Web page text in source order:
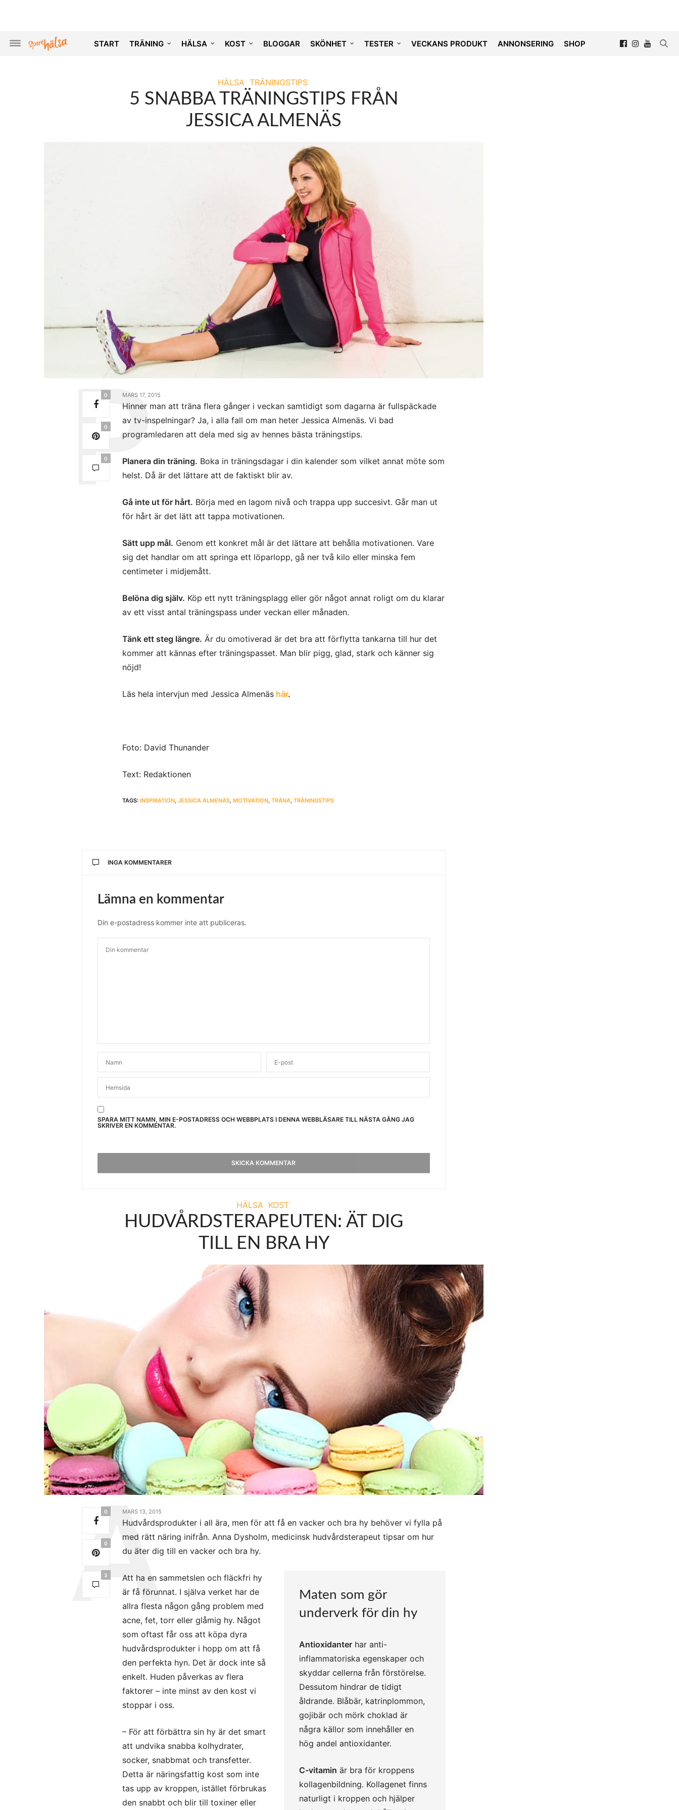
START TRÄNING HÄLSA KOST BLOGGAR SKÖNHET TESTER VECKANS PRODUKT ANNONSERING SHOP
HÄLSA TRÄNINGSTIPS
5 SNABBA TRÄNINGSTIPS FRÅN
JESSICA ALMENÄS
0
0
0
MARS 17, 2015
Hinner man att träna flera gånger i veckan samtidigt som dagarna är fullspäckade
av tv-inspelningar? Ja, i alla fall om man heter Jessica Almenäs. Vi bad
programledaren att dela med sig av hennes bästa träningstips.
Planera din träning. Boka in träningsdagar i din kalender som vilket annat möte som
helst. Då är det lättare att de faktiskt blir av.
Gå inte ut för hårt. Börja med en lagom nivå och trappa upp succesivt. Går man ut
för hårt är det lätt att tappa motivationen.
Sätt upp mål. Genom ett konkret mål är det lättare att behålla motivationen. Vare
sig det handlar om att springa ett löparlopp, gå ner två kilo eller minska fem
centimeter i midjemått.
Belöna dig själv. Köp ett nytt träningsplagg eller gör något annat roligt om du klarar
av ett visst antal träningspass under veckan eller månaden.
Tänk ett steg längre. Är du omotiverad är det bra att förflytta tankarna till hur det
kommer att kännas efter träningspasset. Man blir pigg, glad, stark och känner sig
nöjd!
Läs hela intervjun med Jessica Almenäs här.
Foto: David Thunander
Text: Redaktionen
TAGS: INSPIRATION, JESSICA ALMENÄS, MOTIVATION, TRÄNA, TRÄNINGSTIPS
INGA KOMMENTARER
Lämna en kommentar
Din e-postadress kommer inte att publiceras.
SPARA MITT NAMN, MIN E-POSTADRESS OCH WEBBPLATS I DENNA WEBBLÄSARE TILL NÄSTA GÅNG JAG
SKRIVER EN KOMMENTAR.
HÄLSA KOST
HUDVÅRDSTERAPEUTEN: ÄT DIG
TILL EN BRA HY
0
0
3
MARS 13, 2015
Hudvårdsprodukter i all ära, men för att få en vacker och bra hy behöver vi fylla på
med rätt näring inifrån. Anna Dysholm, medicinsk hudvårdsterapeut tipsar om hur
du äter dig till en vacker och bra hy.
Maten som gör
underverk för din hy
Antioxidanter har anti-
inflammatoriska egenskaper och
skyddar cellerna från förstörelse.
Dessutom hindrar de tidigt
åldrande. Blåbär, katrinplommon,
gojibär och mörk choklad är
några källor som innehåller en
hög andel antioxidanter.
C-vitamin är bra för kroppens
kollagenbildning. Kollagenet finns
naturligt i kroppen och hjälper
Att ha en sammetslen och fläckfri hy
är få förunnat. I själva verket har de
allra flesta någon gång problem med
acne, fet, torr eller glåmig hy. Något
som oftast får oss att köpa dyra
hudvårdsprodukter i hopp om att få
den perfekta hyn. Det är dock inte så
enkelt. Huden påverkas av flera
faktorer – inte minst av den kost vi
stoppar i oss.
– För att förbättra sin hy är det smart
att undvika snabba kolhydrater,
socker, snabbmat och transfetter.
Detta är näringsfattig kost som inte
tas upp av kroppen, istället förbrukas
den snabbt och blir till toxiner eller